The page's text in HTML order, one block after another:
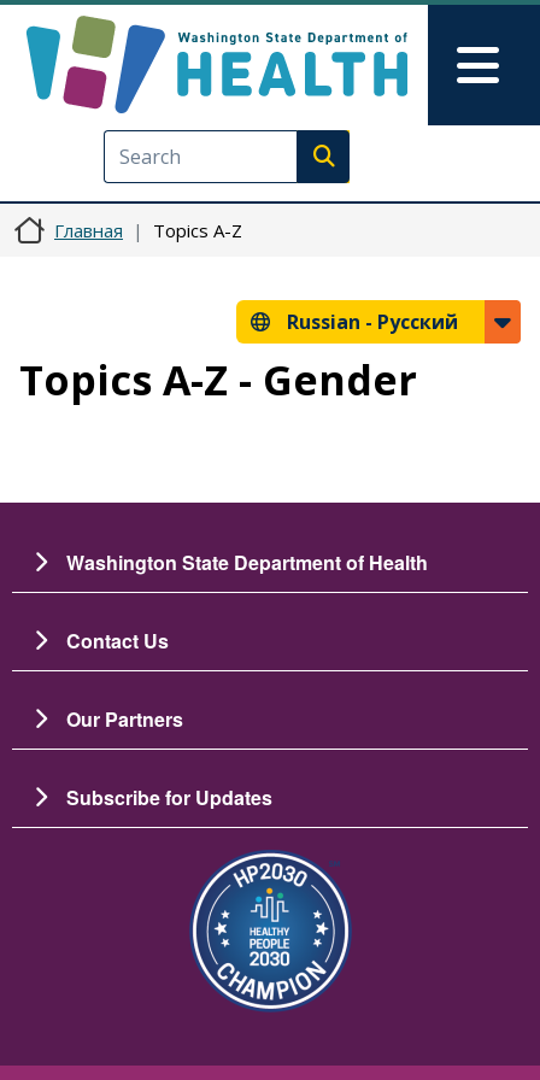
Execute search
Главная Topics A-Z
Russian - Русский
Topics A-Z - Gender
Washington State Department of Health
Contact Us
Our Partners
Subscribe for Updates
Изображение